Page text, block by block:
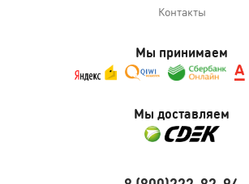
Контакты
Мы принимаем
Мы доставляем